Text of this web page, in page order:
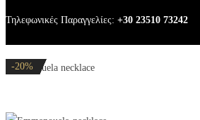
Τηλεφωνικές Παραγγελίες: +30 23510 73242
Emmanouela necklace
-20%
-20%
-20%
-20%
-20%